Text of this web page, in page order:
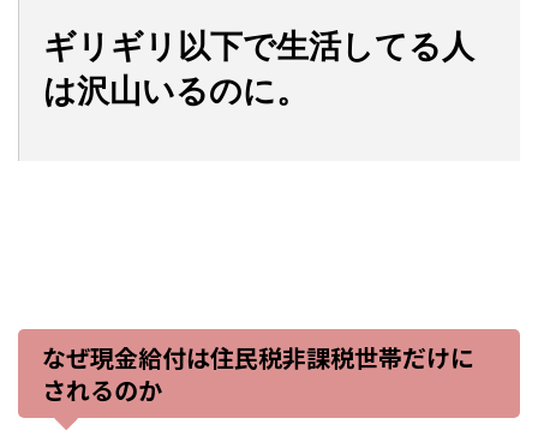
ギリギリ以下で生活してる人
は沢山いるのに。
なぜ現金給付は住民税非課税世帯だけに
されるのか